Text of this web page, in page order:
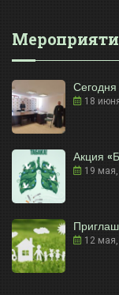
18
Акция
19
12